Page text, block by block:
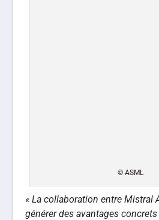
© ASML
« La collaboration entre Mistral
générer des avantages